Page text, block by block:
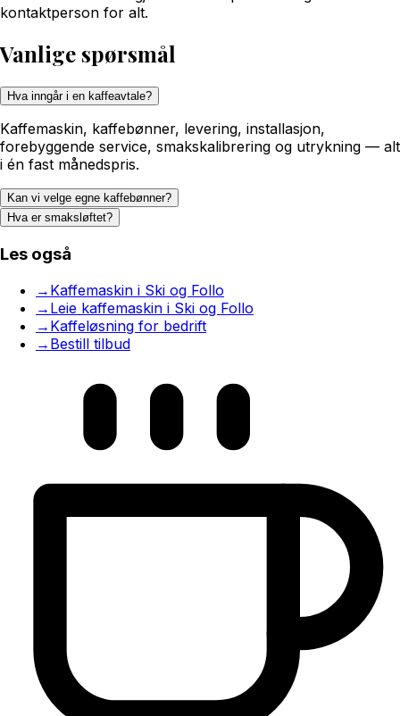
kontaktperson for alt.
Vanlige spørsmål
Hva inngår i en kaffeavtale?
Kaffemaskin, kaffebønner, levering, installasjon,
forebyggende service, smakskalibrering og utrykning — alt
i én fast månedspris.
Kan vi velge egne kaffebønner?
Hva er smaksløftet?
Les også
→ Kaffemaskin i Ski og Follo
→ Leie kaffemaskin i Ski og Follo
→ Kaffeløsning for bedrift
→ Bestill tilbud